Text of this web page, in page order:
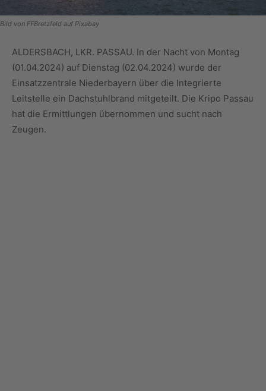
Bild von FFBretzfeld auf Pixabay
ALDERSBACH, LKR. PASSAU. In der Nacht von Montag
(01.04.2024) auf Dienstag (02.04.2024) wurde der
Einsatzzentrale Niederbayern über die Integrierte
Leitstelle ein Dachstuhlbrand mitgeteilt. Die Kripo Passau
hat die Ermittlungen übernommen und sucht nach
Zeugen.